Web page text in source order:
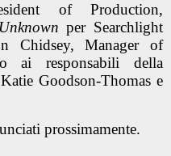
of Production,
per Searchlight
Chidsey, Manager of
ai responsabili della
Goodson-Thomas e
prossimamente.